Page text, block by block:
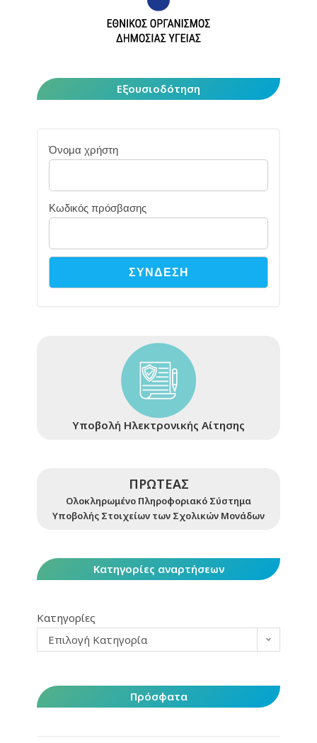
Εξουσιοδότηση
Όνομα χρήστη
Κωδικός πρόσβασης
Υποβολή Ηλεκτρονικής Αίτησης
ΠΡΩΤΕΑΣ
Ολοκληρωμένο Πληροφοριακό Σύστημα
Υποβολής Στοιχείων των Σχολικών Μονάδων
Κατηγορίες αναρτήσεων
Κατηγορίες
Επιλογή Κατηγορία
Πρόσφατα